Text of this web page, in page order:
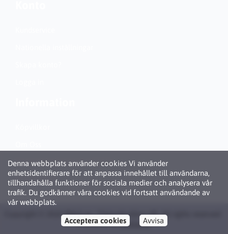
Denna webbplats använder cookies Vi använder
enhetsidentifierare för att anpassa innehållet till användarna,
tillhandahålla funktioner för sociala medier och analysera vår
trafik. Du godkänner våra cookies vid fortsatt användande av
vår webbplats.
Acceptera cookies Avvisa
Personuppgiftspolicy (GDPR)
Om Cookies
Copyright © 2026 Bläck.se / Patronbutiken AB. All rights reserved ·
Powered byLiteCart®